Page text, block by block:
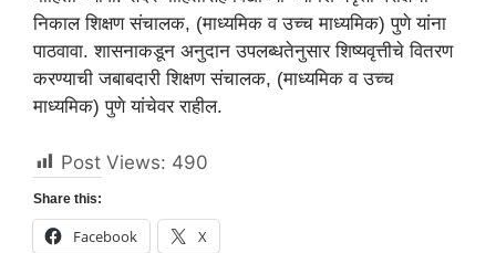
निकाल शिक्षण संचालक, (माध्यमिक व उच्च माध्यमिक) पुणे यांना
पाठवावा. शासनाकडून अनुदान उपलब्धतेनुसार शिष्यवृत्तीचे वितरण
करण्याची जबाबदारी शिक्षण संचालक, (माध्यमिक व उच्च
माध्यमिक) पुणे यांचेवर राहील.
Post Views: 490
Share this:
Facebook X